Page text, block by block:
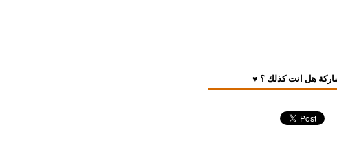
هل انت كذلك ؟